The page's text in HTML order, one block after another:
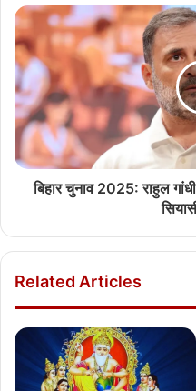
बिहार चुनाव 2025: राहुल
Related Articles